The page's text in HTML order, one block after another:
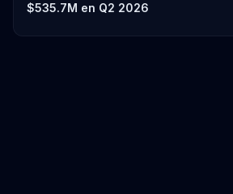
$535.7M en Q2 2026